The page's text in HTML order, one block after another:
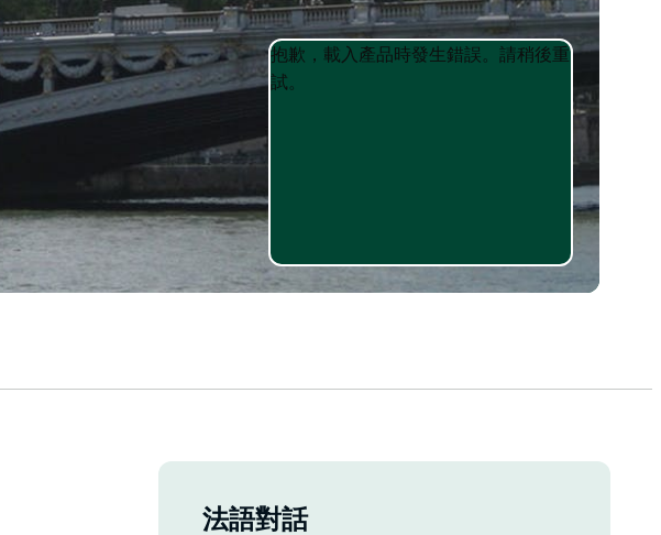
Product
List
Product
List
抱歉，載入產品時發生錯誤。請稍後重
試。
法語對話